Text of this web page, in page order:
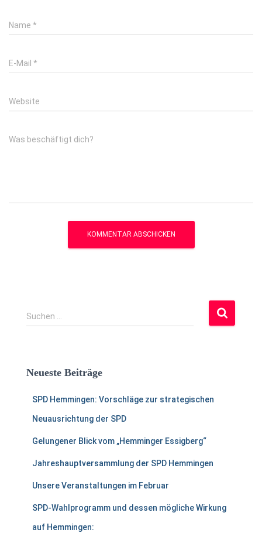
Name *
E-Mail *
Website
Was beschäftigt dich?
S
u
n
Suchen …
Neueste Beiträge
SPD Hemmingen: Vorschläge zur strategischen
Neuausrichtung der SPD
Gelungener Blick vom „Hemminger Essigberg“
Jahreshauptversammlung der SPD Hemmingen
Unsere Veranstaltungen im Februar
SPD-Wahlprogramm und dessen mögliche Wirkung
auf Hemmingen: